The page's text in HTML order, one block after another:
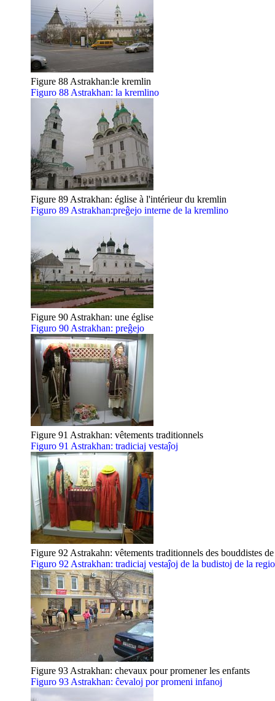
Figure 88 Astrakhan:le kremlin
Figuro 88 Astrakhan: la kremlino
Figure 89 Astrakhan: église à l'intérieur du kremlin
Figuro 89 Astrakhan:preĝejo interne de la kremlino
Figure 90 Astrakhan: une église
Figuro 90 Astrakhan: preĝejo
Figure 91 Astrakhan: vêtements traditionnels
Figuro 91 Astrakhan: tradiciaj vestaĵoj
Figure 92 Astrakahn: vêtements traditionnels des bouddistes
Figuro 92 Astrakhan: tradiciaj vestaĵoj de la budistoj de la
Figure 93 Astrakhan: chevaux pour promener les enfants
Figuro 93 Astrakhan: ĉevaloj por promeni infanoj